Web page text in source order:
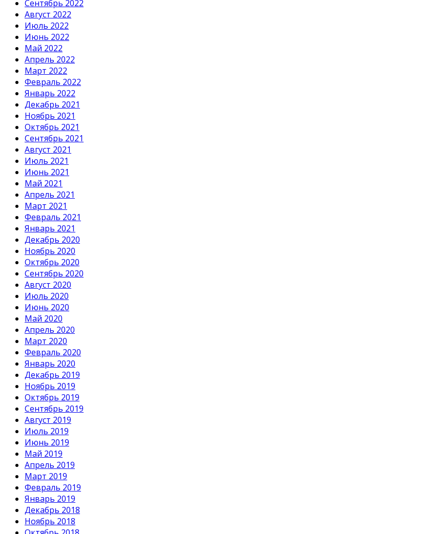
Сентябрь 2022
Август 2022
Июль 2022
Июнь 2022
Май 2022
Апрель 2022
Март 2022
Февраль 2022
Январь 2022
Декабрь 2021
Ноябрь 2021
Октябрь 2021
Сентябрь 2021
Август 2021
Июль 2021
Июнь 2021
Май 2021
Апрель 2021
Март 2021
Февраль 2021
Январь 2021
Декабрь 2020
Ноябрь 2020
Октябрь 2020
Сентябрь 2020
Август 2020
Июль 2020
Июнь 2020
Май 2020
Апрель 2020
Март 2020
Февраль 2020
Январь 2020
Декабрь 2019
Ноябрь 2019
Октябрь 2019
Сентябрь 2019
Август 2019
Июль 2019
Июнь 2019
Май 2019
Апрель 2019
Март 2019
Февраль 2019
Январь 2019
Декабрь 2018
Ноябрь 2018